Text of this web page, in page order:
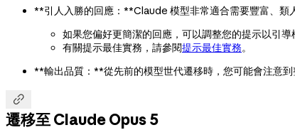
**引人入勝的回應：**Claude 模型非常適合需要豐富、類
如果您偏好更簡潔的回應，可以調整您的提示以引
有關提示最佳實務，請參閱提示最佳實務。
**輸出品質：**從先前的模型世代遷移時，您可能會注意到

遷移至 Claude Opus 5